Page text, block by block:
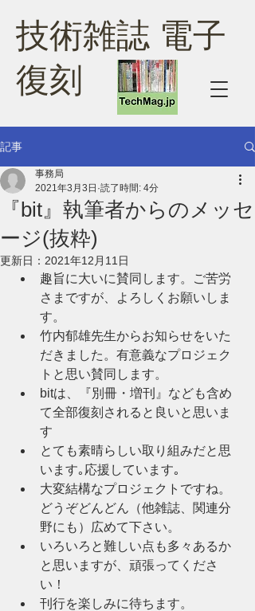
技術雑誌 電子
復刻
記事
『bit』執筆者からのメッセ
ージ(抜粋)
事務局
2021年3月3日 読了時間: 4分
更新日： 2021年12月11日
趣旨に大いに賛同します。ご苦労
さまですが、よろしくお願いしま
す。
竹内郁雄先生からお知らせをいた
だきました。有意義なプロジェク
トと思い賛同します。
bitは、『別冊・増刊』なども含め
て全部復刻されると良いと思いま
す
とても素晴らしい取り組みだと思
います｡応援しています｡
大変結構なプロジェクトですね。
どうぞどんどん（他雑誌、関連分
野にも）広めて下さい。
いろいろと難しい点も多々あるか
と思いますが、頑張ってくださ
い！
刊行を楽しみに待ちます。